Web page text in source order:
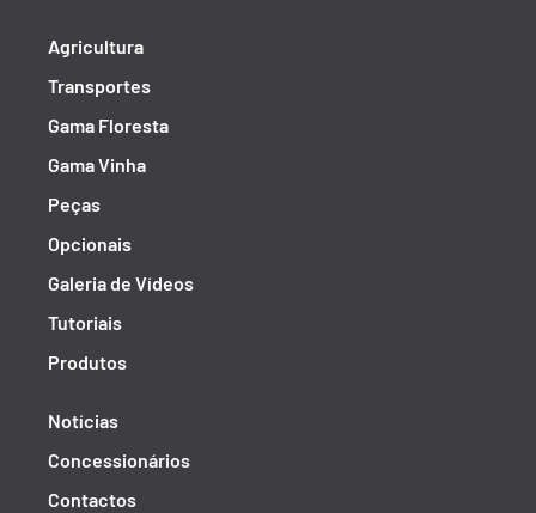
Agricultura
Transportes
Gama Floresta
Gama Vinha
Peças
Opcionais
Galeria de Vídeos
Tutoriais
Produtos
Notícias
Concessionários
Contactos